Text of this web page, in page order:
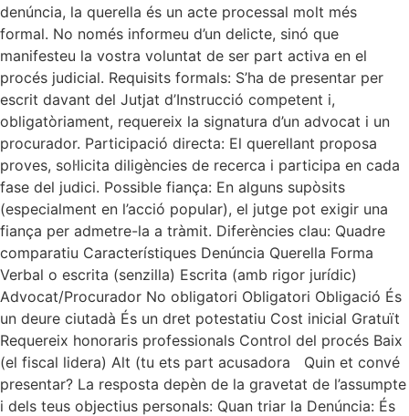
denúncia, la querella és un acte processal molt més
formal. No només informeu d’un delicte, sinó que
manifesteu la vostra voluntat de ser part activa en el
procés judicial. Requisits formals: S’ha de presentar per
escrit davant del Jutjat d’Instrucció competent i,
obligatòriament, requereix la signatura d’un advocat i un
procurador. Participació directa: El querellant proposa
proves, sol·licita diligències de recerca i participa en cada
fase del judici. Possible fiança: En alguns supòsits
(especialment en l’acció popular), el jutge pot exigir una
fiança per admetre-la a tràmit. Diferències clau: Quadre
comparatiu Característiques Denúncia Querella Forma
Verbal o escrita (senzilla) Escrita (amb rigor jurídic)
Advocat/Procurador No obligatori Obligatori Obligació És
un deure ciutadà És un dret potestatiu Cost inicial Gratuït
Requereix honoraris professionals Control del procés Baix
(el fiscal lidera) Alt (tu ets part acusadora Quin et convé
presentar? La resposta depèn de la gravetat de l’assumpte
i dels teus objectius personals: Quan triar la Denúncia: És